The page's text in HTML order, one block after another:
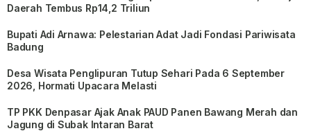
Daerah Tembus Rp14,2 Triliun
Bupati Adi Arnawa: Pelestarian Adat Jadi Fondasi Pariwisata
Badung
Desa Wisata Penglipuran Tutup Sehari Pada 6 September
2026, Hormati Upacara Melasti
TP PKK Denpasar Ajak Anak PAUD Panen Bawang Merah dan
Jagung di Subak Intaran Barat